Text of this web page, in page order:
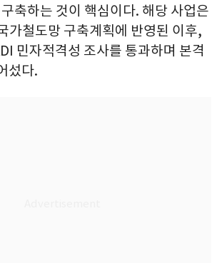
축하는 것이 핵심이다. 해당 사업은
가철도망 구축계획에 반영된 이후,
민자적격성 조사를 통과하며 본격
섰다.